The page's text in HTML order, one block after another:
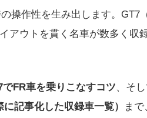
操作性を生み出します。GT7
アウトを貫く名車が数多く収
でFR車を乗りこなすコツ、そし
記事化した収録車一覧）
ま